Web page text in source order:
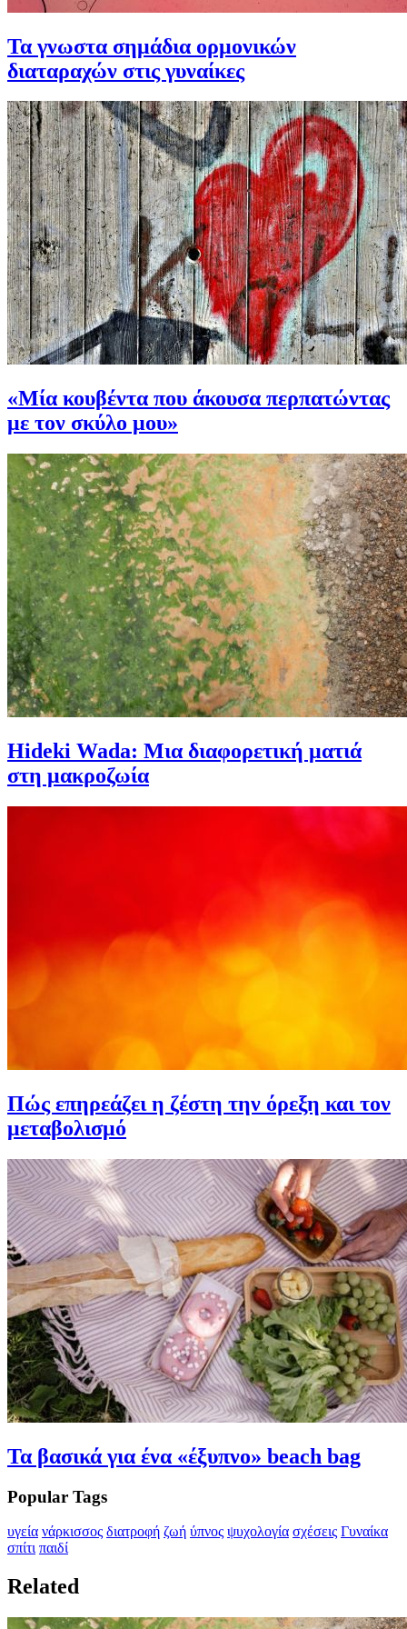
Τα γνωστα σημάδια ορμονικών
διαταραχών στις γυναίκες
«Μία κουβέντα που άκουσα περπατώντας
με τον σκύλο μου»
Hideki Wada: Μια διαφορετική ματιά
στη μακροζωία
Πώς επηρεάζει η ζέστη την όρεξη και τον
μεταβολισμό
Τα βασικά για ένα «έξυπνο» beach bag
Popular Tags
υγεία νάρκισσος διατροφή ζωή ύπνος ψυχολογία σχέσεις Γυναίκα
σπίτι παιδί
Related